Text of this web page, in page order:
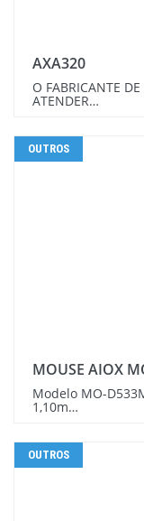
AXA320
O FABRICANTE
ATENDER…
OUTROS
MOUSE AIOX
Modelo MO-
1,10m…
OUTROS